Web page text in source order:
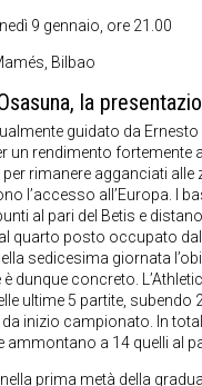
9 gennaio, ore 21.00
Bilbao
la
guidato da Ernesto
un rendimento fortemente
rimanere agganciati alle
l’accesso all’Europa. I
al pari del Betis e
quarto posto occupato
sedicesima giornata
dunque concreto.
ultime 5 partite, subendo
inizio campionato. In
ammontano a 14 quelli al
prima metà della